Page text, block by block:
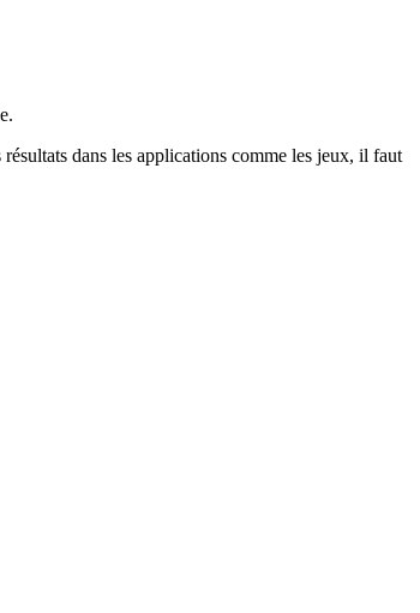
dans les applications comme les jeux, il faut